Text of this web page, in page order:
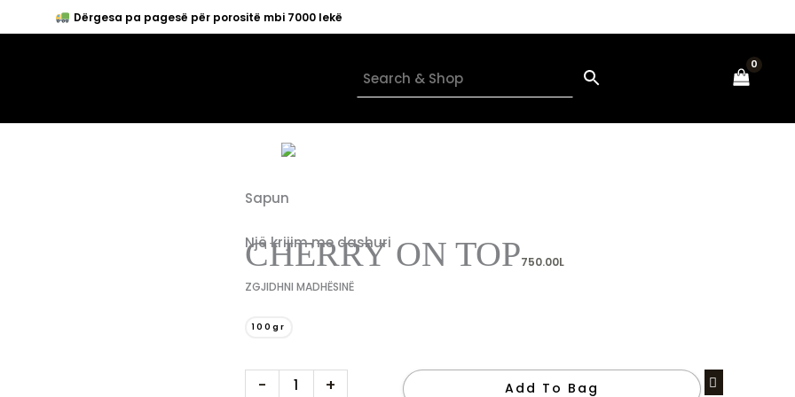
Dërgesa pa pagesë për porositë mbi 7000 lekë
CHERRY ON TOP750.00L
Sapun
Një krijim me dashuri
ZGJIDHNI MADHËSINË
100gr
-
Cherry
On
Top
+ Add To Bag